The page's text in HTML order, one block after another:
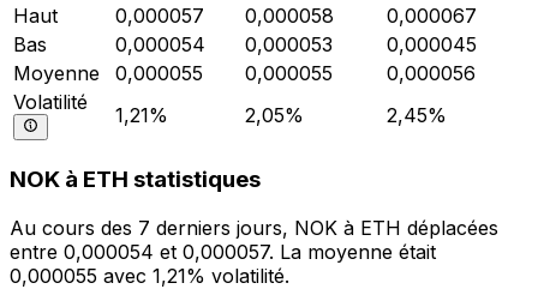
Haut
0,000057 0,000058
0,000067
Bas
0,000054 0,000053
0,000045
Moyenne
0,000055 0,000055
0,000056
Volatilité
1,21% 2,05% 2,45%
NOK à ETH statistiques
Au cours des 7 derniers jours, NOK à ETH déplacées
entre 0,000054 et 0,000057. La moyenne était
0,000055 avec 1,21% volatilité.